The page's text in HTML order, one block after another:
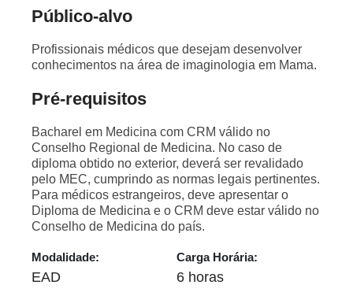
Público-alvo
Profissionais médicos que desejam desenvolver
conhecimentos na área de imaginologia em Mama.
Pré-requisitos
Bacharel em Medicina com CRM válido no
Conselho Regional de Medicina. No caso de
diploma obtido no exterior, deverá ser revalidado
pelo MEC, cumprindo as normas legais pertinentes.
Para médicos estrangeiros, deve apresentar o
Diploma de Medicina e o CRM deve estar válido no
Conselho de Medicina do país.
Modalidade:
EAD
Carga Horária:
6 horas